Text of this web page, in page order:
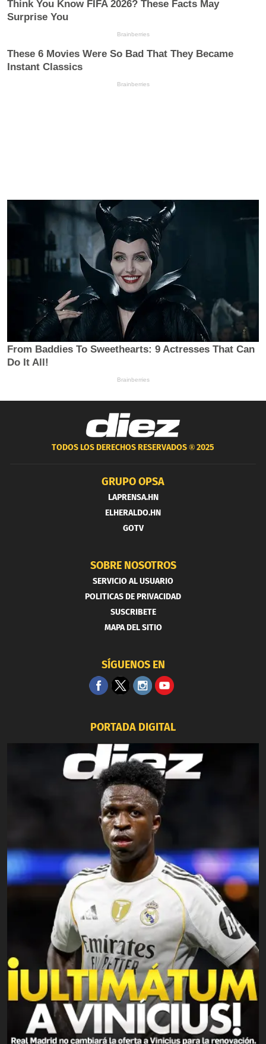
TODOS LOS DERECHOS RESERVADOS ®2025
GRUPO OPSA
LAPRENSA.HN
ELHERALDO.HN
GOTV
SOBRE NOSOTROS
SERVICIO AL USUARIO
POLITICAS DE PRIVACIDAD
SUSCRIBETE
MAPA DEL SITIO
SÍGUENOS EN
PORTADA DIGITAL